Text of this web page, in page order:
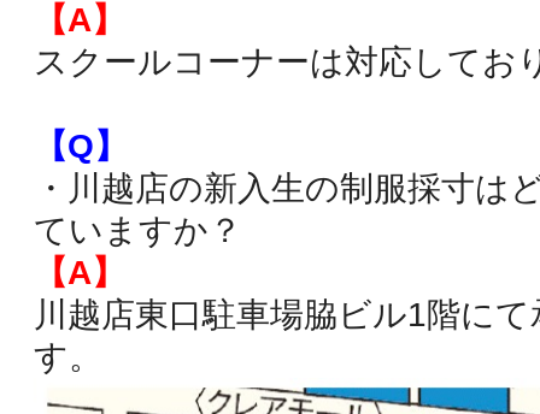
【A】
スクールコーナーは対応してお
【Q】
・川越店の新入生の制服採寸は
ていますか？
【A】
川越店東口駐車場脇ビル1階に
す。